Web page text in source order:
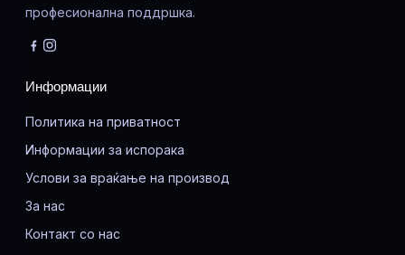
професионална поддршка.
Информации
Политика на приватност
Информации за испорака
Услови за враќање на производ
За нас
Контакт со нас